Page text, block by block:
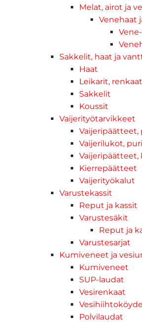
Melat, airot ja
Venehaat
Sakkelit, haat ja
Haat
Leikarit,
Sakkelit
Koussit
Vaijerityötarvikkeet
Vaijeripäätteet,
Vaijerilukot,
Vaijeripäätteet,
Kierrepäätteet
Vaijerityökalut
Varustekassit
Reput ja kassit
Varustesäkit
Reput ja
Varustesarjat
Kumiveneet ja
Kumiveneet
SUP-laudat
Vesirenkaat
Polvilaudat